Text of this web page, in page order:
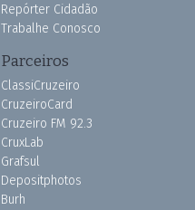
Repórter Cidadão
Trabalhe Conosco
Parceiros
ClassiCruzeiro
CruzeiroCard
Cruzeiro FM 92.3
CruxLab
Grafsul
Depositphotos
Burh